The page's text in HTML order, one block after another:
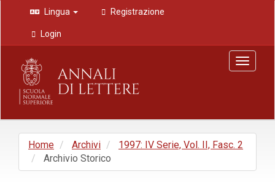
Navigazione
principale
Contenuto
principale
Barra
laterale
Lingua Registrazione
Login
Toggle
Home Archivi
1997: IV Serie, Vol. II, Fasc. 2
Archivio Storico